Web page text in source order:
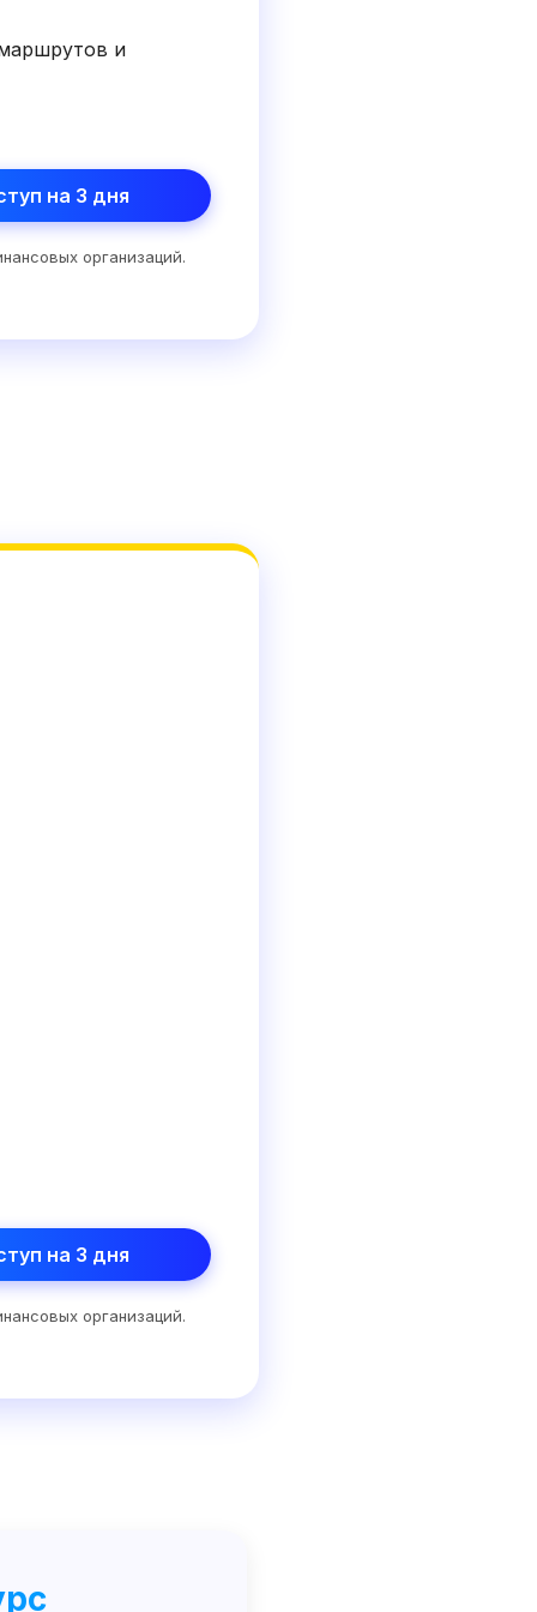
и
на 3 дня
организаций.
на 3 дня
организаций.